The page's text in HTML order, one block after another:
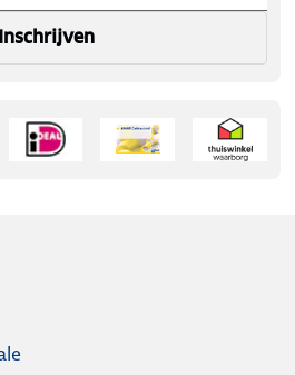
Inschrijven